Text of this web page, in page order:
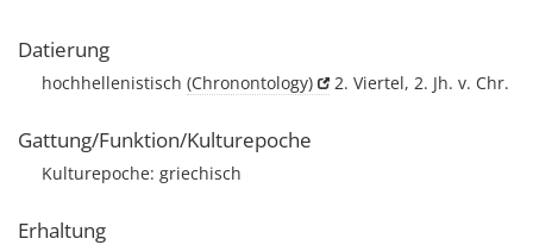
Datierung
hochhellenistisch (Chronontology) 2. Viertel, 2. Jh. v. Chr.
Gattung/Funktion/Kulturepoche
Kulturepoche: griechisch
Erhaltung